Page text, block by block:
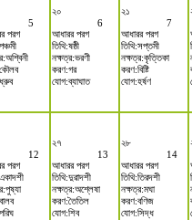
5
পরগ
২০
6
আধারর পরগ
তিথি:ষষ্ঠী
নক্ষত্র:ভরণী
করণ:গর
যোগ:ব্যাঘাত
২১
7
আধারর পরগ
তিথি:সপ্তমী
নক্ষত্র:কৃত্তিকা
করণ:বিষ্টি
যোগ:হর্ষণ
12
পরগ
২৭
13
আধারর পরগ
তিথি:দুৱাদশী
নক্ষত্র:অশ্লেষা
করণ:তৈতিল
যোগ:শিব
২৮
14
আধারর পরগ
তিথি:তিরদশী
নক্ষত্র:মঘা
করণ:বণিজ
যোগ:সিদ্ধ